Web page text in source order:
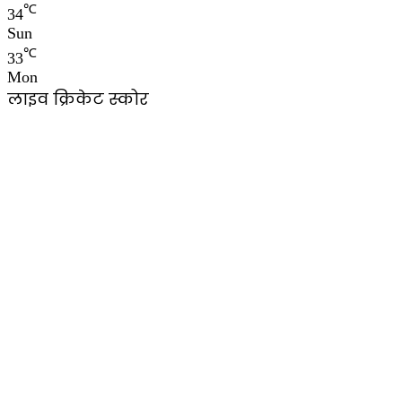
34℃
Sun
33℃
Mon
लाइव क्रिकेट स्कोर